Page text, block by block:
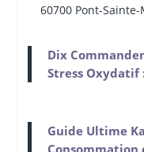
60700 Pont-Sainte-
Dix
Stress
Guide Ultime
Consommation